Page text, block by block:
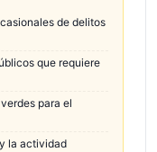
de delitos
que requiere
para el
la actividad